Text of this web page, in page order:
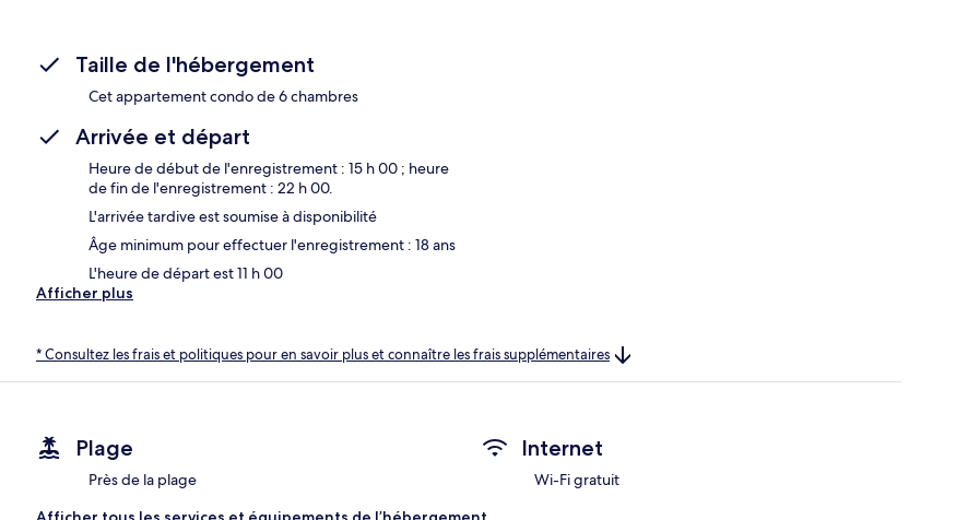
Taille de l'hébergement
Cet appartement condo de 6 chambres
Arrivée et départ
Heure de début de l'enregistrement : 15 h 00 ; heure
de fin de l'enregistrement : 22 h 00.
L'arrivée tardive est soumise à disponibilité
Âge minimum pour effectuer l'enregistrement : 18 ans
L'heure de départ est 11 h 00
Afficher plus
* Consultez les frais et politiques pour en savoir plus et connaître les frais supplémentaires
Plage
Près de la plage
Internet
Wi-Fi gratuit